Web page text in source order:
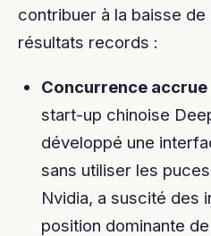
contribuer à la baisse de
résultats records :
Concurrence accrue
start-up chinoise
développé une
sans utiliser les
Nvidia, a suscité des
position dominante